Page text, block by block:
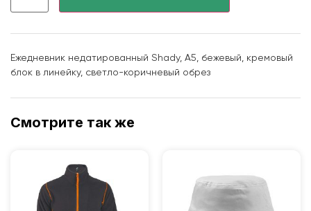
Ежедневник недатированный Shady, А5, бежевый, кремовый
блок в линейку, светло-коричневый обрез
Смотрите так же